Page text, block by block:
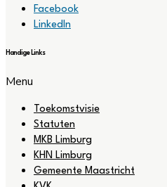
Facebook
LinkedIn
Handige Links
Menu
Toekomstvisie
Statuten
MKB Limburg
KHN Limburg
Gemeente Maastricht